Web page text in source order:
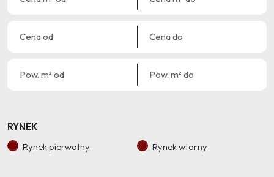
RYNEK
Rynek pierwotny
Rynek wtorny